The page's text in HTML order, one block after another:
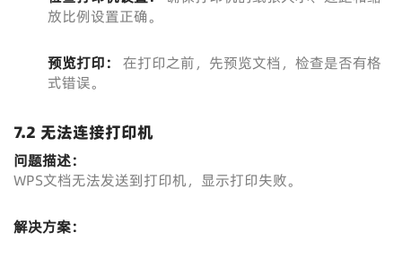
放比例设置正确。
预览打印：
在打印之前，先预览文档，检查是否有格
式错误。
7.2 无法连接打印机
问题描述：
WPS文档无法发送到打印机，显示打印失败。
解决方案：